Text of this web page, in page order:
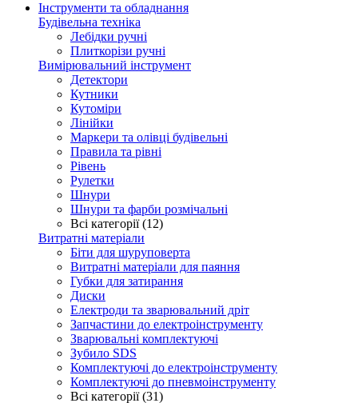
Інструменти та обладнання
Будівельна техніка
Лебідки ручні
Плиткорізи ручні
Вимірювальний інструмент
Детектори
Кутники
Кутоміри
Лінійки
Маркери та олівці будівельні
Правила та рівні
Рівень
Рулетки
Шнури
Шнури та фарби розмічальні
Всі категорії (12)
Витратні матеріали
Біти для шуруповерта
Витратні матеріали для паяння
Губки для затирання
Диски
Електроди та зварювальний дріт
Запчастини до електроінструменту
Зварювальні комплектуючі
Зубило SDS
Комплектуючі до електроінструменту
Комплектуючі до пневмоінструменту
Всі категорії (31)